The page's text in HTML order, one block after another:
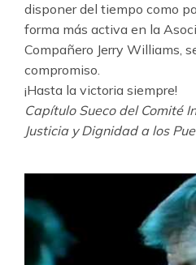
disponer del tiempo como
forma más activa en la
Compañero Jerry Williams,
compromiso.
¡Hasta la victoria siempre!
Capítulo Sueco del Comité
Justicia y Dignidad a los